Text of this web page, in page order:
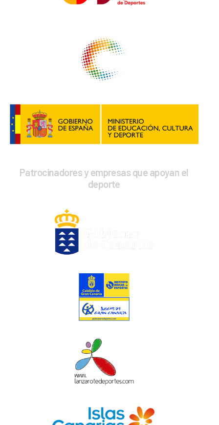
Patrocinadores y empresas que apoyan el
deporte